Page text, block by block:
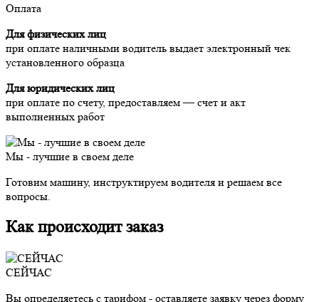
Оплата
Для физических лиц
при оплате наличными водитель выдает электронный чек
установленного образца
Для юридических лиц
при оплате по счету, предоставляем — счет и акт
выполненных работ
Мы - лучшие в своем деле
Готовим машину, инструктируем водителя и решаем все
вопросы.
Как происходит заказ
СЕЙЧАС
Вы определяетесь с тарифом - оставляете заявку через форму